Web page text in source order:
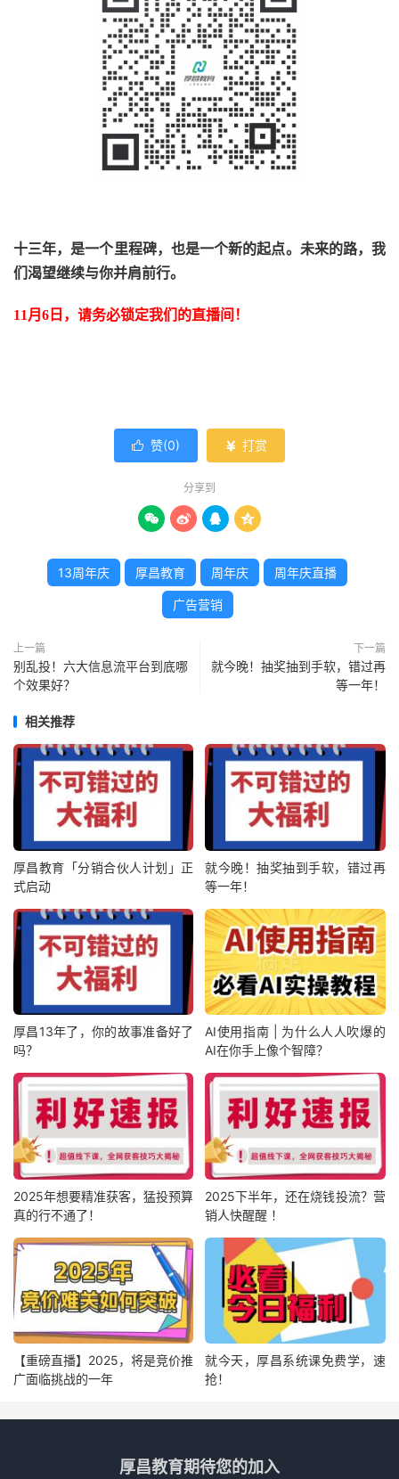
十三年，是一个里程碑，也是一个新的起点。未来的路，我
们渴望继续与你并肩前行。
11月6日，请务必锁定我们的直播间！
 赞(0)  打赏
分享到
   
13周年庆 厚昌教育 周年庆 周年庆直播
广告营销
上一篇
别乱投！六大信息流平台到底哪
个效果好？
下一篇
就今晚！抽奖抽到手软，错过再
等一年！
相关推荐
厚昌教育「分销合伙人计划」正
式启动
就今晚！抽奖抽到手软，错过再
等一年！
厚昌13年了，你的故事准备好了
吗？
AI使用指南 | 为什么人人吹爆的
AI在你手上像个智障？
2025年想要精准获客，猛投预算
真的行不通了！
2025下半年，还在烧钱投流？营
销人快醒醒 ！
【重磅直播】2025，将是竞价推
广面临挑战的一年
就今天，厚昌系统课免费学，速
抢！
厚昌教育期待您的加入